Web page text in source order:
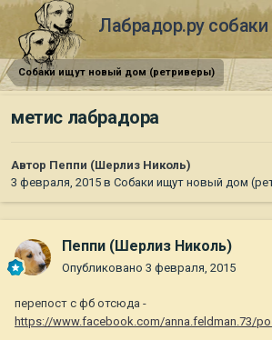
Лабрадор.ру
Собаки ищут новый дом (ретриверы)
метис лабрадора
Автор Пеппи (Шерлиз Николь)
3 февраля, 2015 в Собаки ищут новый дом
Пеппи (Шерлиз Николь)
Опубликовано 3 февраля, 2015
перепост с фб отсюда -
https://www.facebook.com/anna.feldman.73/